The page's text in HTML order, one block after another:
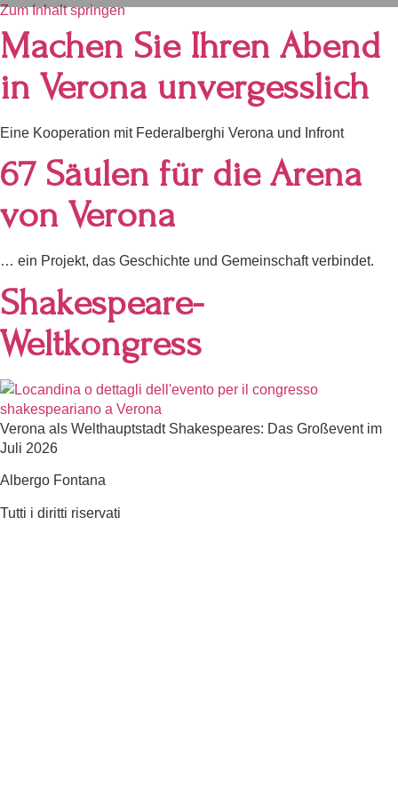
Zum Inhalt springen
Machen Sie Ihren Abend
in Verona unvergesslich
Eine Kooperation mit Federalberghi Verona und Infront
67 Säulen für die Arena
von Verona
… ein Projekt, das Geschichte und Gemeinschaft verbindet.
Shakespeare-
Weltkongress
Verona als Welthauptstadt Shakespeares: Das Großevent im
Juli 2026
Albergo Fontana
Tutti i diritti riservati